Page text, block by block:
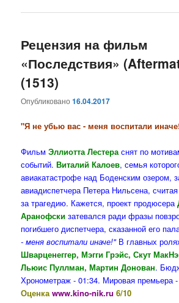
Рецензия на фильм
«Последствия»
(1513)
Опубликовано16.04.2017
"Я не убью вас - меня воспитали
Фильм Эллиотта Лестераснят по
событий. Виталий Калоев, семья
авиакатастрофе над Боденским озером,
авиадиспетчера Петера Нильсена,
за трагедию. Кажется, проект продюсера
Аранофски затевался ради фразы
погибшего диспетчера, сказанной его
- меня воспитали иначе!" В главных
Шварценеггер, Мэгги Грэйс, Скут
Льюис Пуллман, Мартин Донован.
Хронометраж - 01:34. Мировая премьера
Оценкаwww.kino-nik.ru 6/10